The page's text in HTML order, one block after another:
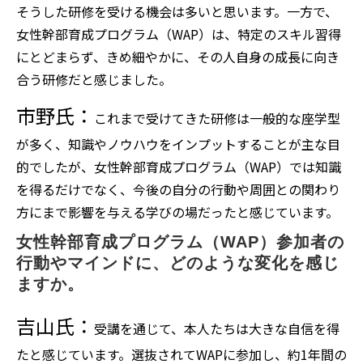
そうした研修を受ける機会は多いと思います。一方で、
女性幹部育成プログラム（WAP）は、特定のスキル習得
にとどまらず、きめ細やかに、その人自身の成長に向き
合う研修だと感じました。
市野氏： これまで受けてきた研修は一般的な座学型
が多く、知識やノウハウをインプットすることが主な目
的でしたが、女性幹部育成プログラム（WAP）では知識
を得るだけでなく、今後の自分の行動や周囲との関わり
方にまで影響を与える学びの場だったと感じています。
女性幹部育成プログラム（WAP）参加者の
行動やマインドに、どのような変化を感じ
ますか。
吉山氏： 受講を通じて、本人たちは大きな自信を得
たと感じています。選抜されてWAPに参加し、約1年間の